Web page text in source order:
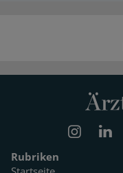
Rubriken